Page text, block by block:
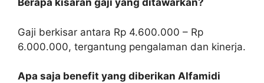
Berapa kisaran gaji yang ditawarkan?
Gaji berkisar antara Rp 4.600.000 – Rp
6.000.000, tergantung pengalaman dan kinerja.
Apa saja benefit yang diberikan Alfamidi